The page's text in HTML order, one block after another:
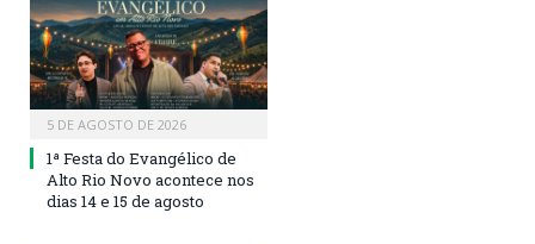
5 DE AGOSTO DE 2026
1ª Festa do Evangélico de
Alto Rio Novo acontece nos
dias 14 e 15 de agosto